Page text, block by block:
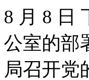
8 月 8 日
公室的部
局召开党